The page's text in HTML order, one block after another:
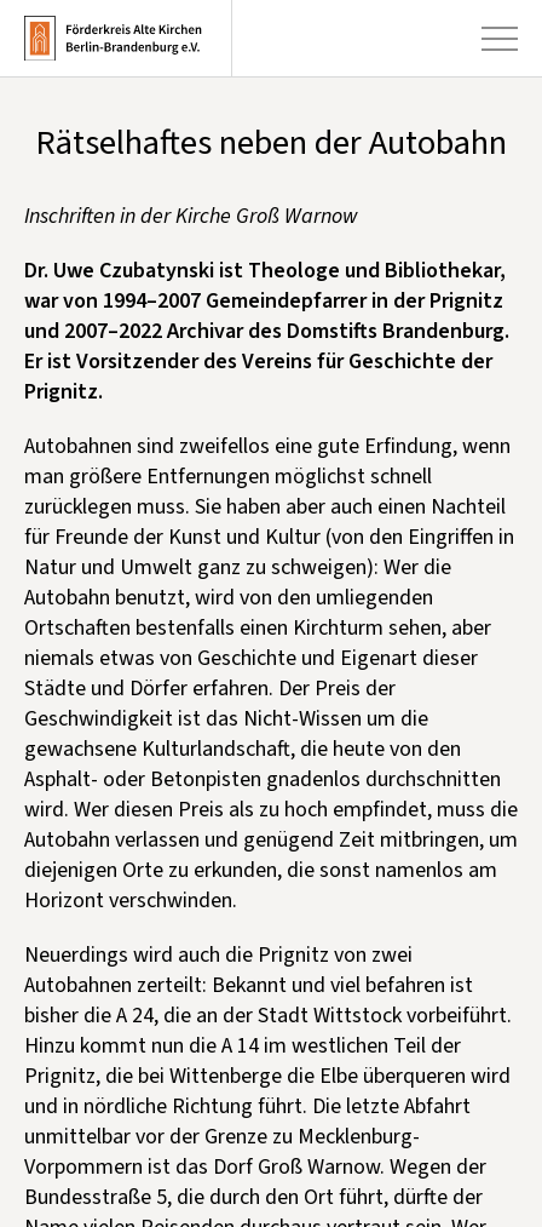
Infobrief abonnieren
Kontakt aufnehmen
Mitglied werden
Spenden
Kirchen
Publikationen +
Kunst & Kultur +
Förderung & Spenden
Rätselhaftes neben der Autobahn
Inschriften in der Kirche Groß Warnow
Dr. Uwe Czubatynski ist Theologe und Bibliothekar,
war von 1994–2007 Gemeindepfarrer in der Prignitz
und 2007–2022 Archivar des Domstifts Brandenburg.
Er ist Vorsitzender des Vereins für Geschichte der
Prignitz.
Autobahnen sind zweifellos eine gute Erfindung, wenn
man größere Entfernungen möglichst schnell
zurücklegen muss. Sie haben aber auch einen Nachteil
für Freunde der Kunst und Kultur (von den Eingriffen in
Natur und Umwelt ganz zu schweigen): Wer die
Autobahn benutzt, wird von den umliegenden
Ortschaften bestenfalls einen Kirchturm sehen, aber
niemals etwas von Geschichte und Eigenart dieser
Städte und Dörfer erfahren. Der Preis der
Geschwindigkeit ist das Nicht-Wissen um die
gewachsene Kulturlandschaft, die heute von den
Asphalt- oder Betonpisten gnadenlos durchschnitten
wird. Wer diesen Preis als zu hoch empfindet, muss die
Autobahn verlassen und genügend Zeit mitbringen, um
diejenigen Orte zu erkunden, die sonst namenlos am
Horizont verschwinden.
Neuerdings wird auch die Prignitz von zwei
Autobahnen zerteilt: Bekannt und viel befahren ist
bisher die A 24, die an der Stadt Wittstock vorbeiführt.
Hinzu kommt nun die A 14 im westlichen Teil der
Prignitz, die bei Wittenberge die Elbe überqueren wird
und in nördliche Richtung führt. Die letzte Abfahrt
unmittelbar vor der Grenze zu Mecklenburg-
Vorpommern ist das Dorf Groß Warnow. Wegen der
Bundesstraße 5, die durch den Ort führt, dürfte der